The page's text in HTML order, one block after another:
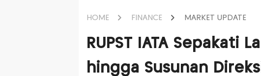
HOME FINANCE MARKET UPDATE
RUPST IATA Sepakati
hingga Susunan